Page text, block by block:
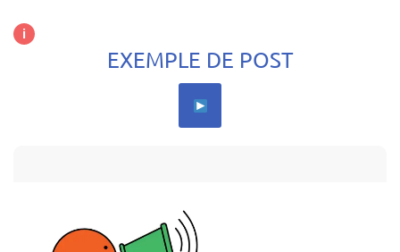
i
EXEMPLE DE POST